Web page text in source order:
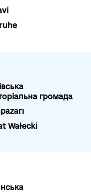
громада
Wałecki